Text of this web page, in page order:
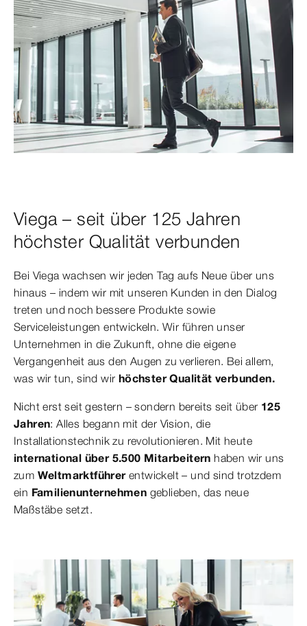
Viega – seit über 125 Jahren
höchster Qualität verbunden
Bei Viega wachsen wir jeden Tag aufs Neue über uns
hinaus – indem wir mit unseren Kunden in den Dialog
treten und noch bessere Produkte sowie
Serviceleistungen entwickeln. Wir führen unser
Unternehmen in die Zukunft, ohne die eigene
Vergangenheit aus den Augen zu verlieren. Bei allem,
was wir tun, sind wir höchster Qualität verbunden.
Nicht erst seit gestern – sondern bereits seit über 125
Jahren: Alles begann mit der Vision, die
Installationstechnik zu revolutionieren. Mit heute
international über 5.500 Mitarbeitern haben wir uns
zum Weltmarktführerentwickelt – und sind trotzdem
ein Familienunternehmen geblieben, das neue
Maßstäbe setzt.